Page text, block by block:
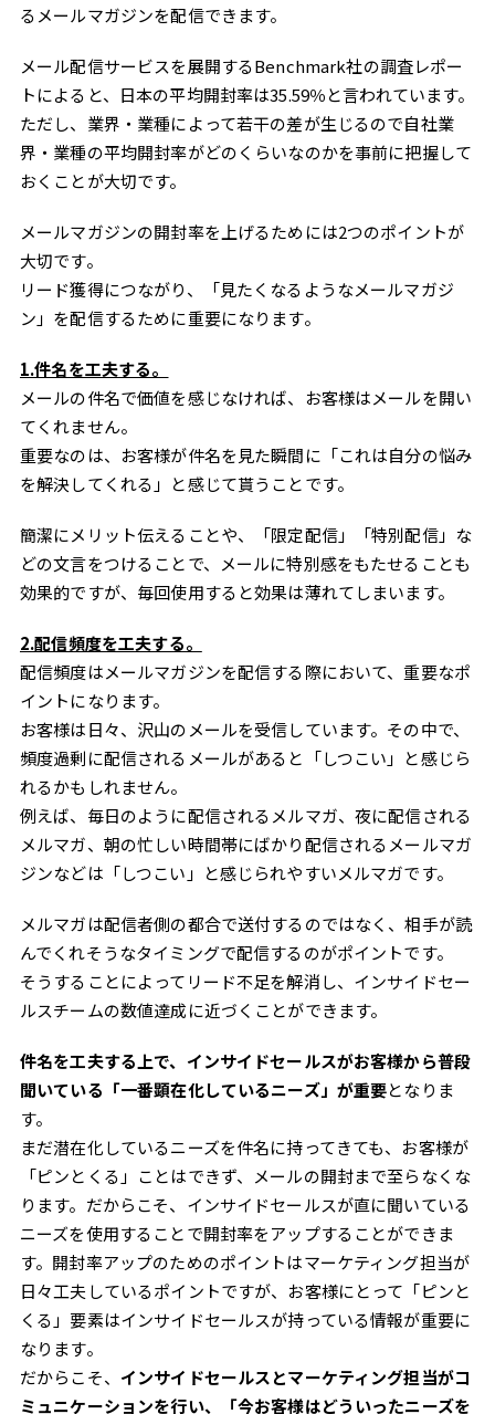
るメールマガジンを配信できます。
メール配信サービスを展開するBenchmark社の調査レポー
トによると、日本の平均開封率は35.59％と言われています。
ただし、業界・業種によって若干の差が生じるので自社業
界・業種の平均開封率がどのくらいなのかを事前に把握して
おくことが大切です。
メールマガジンの開封率を上げるためには2つのポイントが
大切です。
リード獲得につながり、「見たくなるようなメールマガジ
ン」を配信するために重要になります。
1.件名を工夫する。
メールの件名で価値を感じなければ、お客様はメールを開い
てくれません。
重要なのは、お客様が件名を見た瞬間に「これは自分の悩み
を解決してくれる」と感じて貰うことです。
簡潔にメリット伝えることや、「限定配信」「特別配信」な
どの文言をつけることで、メールに特別感をもたせることも
効果的ですが、毎回使用すると効果は薄れてしまいます。
2.配信頻度を工夫する。
配信頻度はメールマガジンを配信する際において、重要なポ
イントになります。
お客様は日々、沢山のメールを受信しています。その中で、
頻度過剰に配信されるメールがあると「しつこい」と感じら
れるかもしれません。
例えば、毎日のように配信されるメルマガ、夜に配信される
メルマガ、朝の忙しい時間帯にばかり配信されるメールマガ
ジンなどは「しつこい」と感じられやすいメルマガです。
メルマガは配信者側の都合で送付するのではなく、相手が読
んでくれそうなタイミングで配信するのがポイントです。
そうすることによってリード不足を解消し、インサイドセー
ルスチームの数値達成に近づくことができます。
件名を工夫する上で、インサイドセールスがお客様から普段
聞いている「一番顕在化しているニーズ」が重要となりま
す。
まだ潜在化しているニーズを件名に持ってきても、お客様が
「ピンとくる」ことはできず、メールの開封まで至らなくな
ります。だからこそ、インサイドセールスが直に聞いている
ニーズを使用することで開封率をアップすることができま
す。開封率アップのためのポイントはマーケティング担当が
日々工夫しているポイントですが、お客様にとって「ピンと
くる」要素はインサイドセールスが持っている情報が重要に
なります。
だからこそ、 インサイドセールスとマーケティング担当がコ
ミュニケーションを行い、「今お客様はどういったニーズを